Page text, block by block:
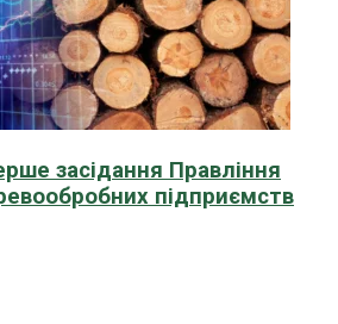
засідання Правління
підприємств